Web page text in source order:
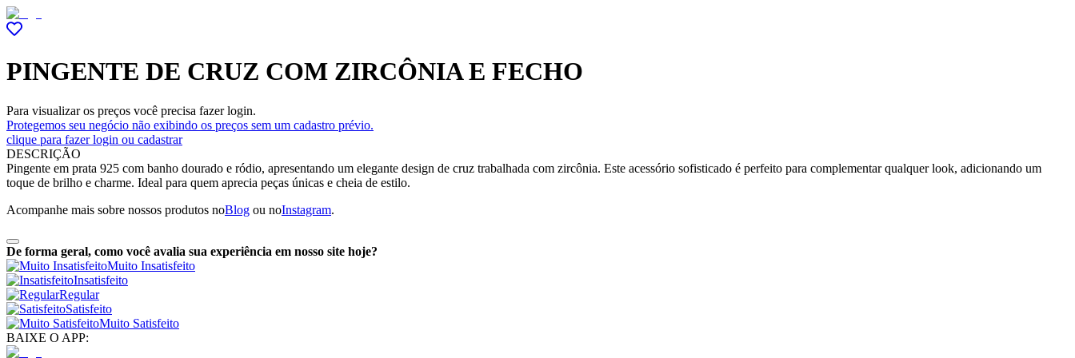
PINGENTE DE CRUZ COM ZIRCÔNIA E FECHO
Para visualizar os preços você precisa fazer login.
Protegemos seu negócio não exibindo os preços sem um cadastro prévio.
clique para fazer login ou cadastrar
DESCRIÇÃO
Pingente em prata 925 com banho dourado e ródio, apresentando um elegante design de cruz trabalhada com zircônia. Este acessório sofisticado é perfeito para complementar qualquer look, adicionando um
toque de brilho e charme. Ideal para quem aprecia peças únicas e cheia de estilo.
Acompanhe mais sobre nossos produtos noBlog ou noInstagram.
De forma geral, como você avalia sua experiência em nosso site hoje?
Muito Insatisfeito
Insatisfeito
Regular
Satisfeito
Muito Satisfeito
BAIXE O APP: